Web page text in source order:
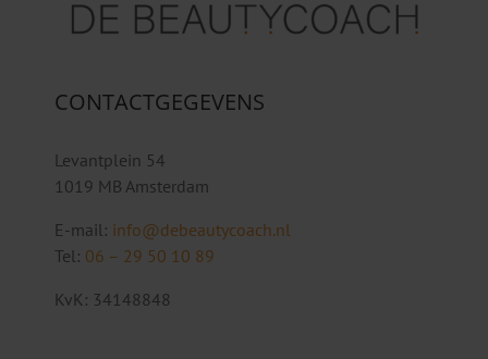
CONTACTGEGEVENS
Levantplein 54
1019 MB Amsterdam
E-mail: info@debeautycoach.nl
Tel: 06 – 29 50 10 89
KvK: 34148848